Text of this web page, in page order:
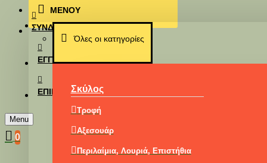
Επικοινωνία
ΜΕΝΟΥ
Όλες οι κατηγορίες
Σκύλος
Τροφή
Αξεσουάρ
Περιλαίμια, Λουριά, Επιστήθια
ΣΎΝΔΕΣΗ
ΕΓΓΡΑΦΉ
ΕΠΙΚΟΙΝΩΝΊΑ
Menu
0